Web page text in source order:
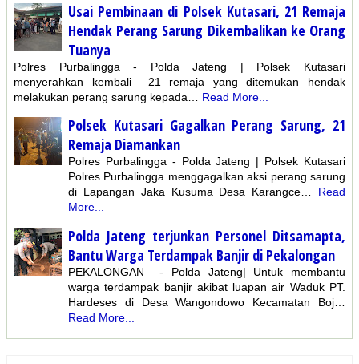
Usai Pembinaan di Polsek Kutasari, 21 Remaja
Hendak Perang Sarung Dikembalikan ke Orang
Tuanya
Polres Purbalingga - Polda Jateng | Polsek Kutasari
menyerahkan kembali 21 remaja yang ditemukan hendak
melakukan perang sarung kepada…
Read More...
Polsek Kutasari Gagalkan Perang Sarung, 21
Remaja Diamankan
Polres Purbalingga - Polda Jateng | Polsek Kutasari
Polres Purbalingga menggagalkan aksi perang sarung
di Lapangan Jaka Kusuma Desa Karangce…
Read
More...
Polda Jateng terjunkan Personel Ditsamapta,
Bantu Warga Terdampak Banjir di Pekalongan
PEKALONGAN - Polda Jateng| Untuk membantu
warga terdampak banjir akibat luapan air Waduk PT.
Hardeses di Desa Wangondowo Kecamatan Boj…
Read More...